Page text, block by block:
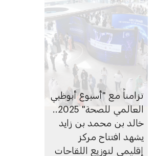
تزامناً مع "أسبوع أبوظبي
العالمي للصحة" 2025..
خالد بن محمد بن زايد
يشهد افتتاح مركز
إقليمي لتوزيع اللقاحات